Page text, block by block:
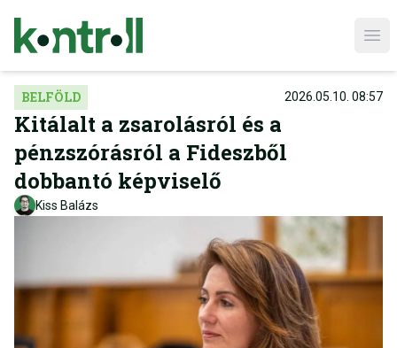
BELFÖLD 2026.05.10. 08:57
Kitálalt a zsarolásról és a
pénzszórásról a Fideszből
dobbantó képviselő
Kiss Balázs